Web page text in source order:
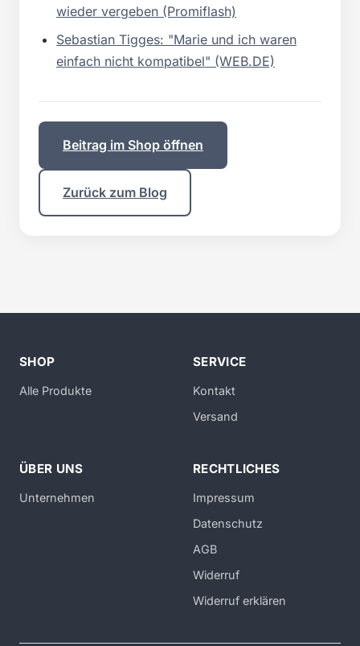
wieder vergeben (Promiflash)
Sebastian Tigges: "Marie und ich waren
einfach nicht kompatibel" (WEB.DE)
Beitrag im Shop öffnen
Zurück zum Blog
SHOP
Alle Produkte
SERVICE
Kontakt
Versand
ÜBER UNS
Unternehmen
RECHTLICHES
Impressum
Datenschutz
AGB
Widerruf
Widerruf erklären